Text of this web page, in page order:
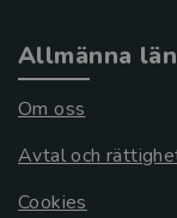
Allmänna
Om oss
Avtal och
Cookies